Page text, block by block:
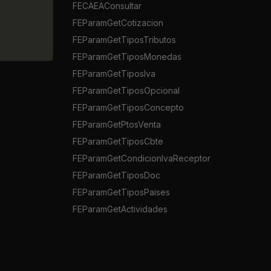
FECAEAConsultar
FEParamGetCotizacion
FEParamGetTiposTributos
FEParamGetTiposMonedas
FEParamGetTiposIva
FEParamGetTiposOpcional
FEParamGetTiposConcepto
FEParamGetPtosVenta
FEParamGetTiposCbte
FEParamGetCondicionIvaReceptor
FEParamGetTiposDoc
FEParamGetTiposPaises
FEParamGetActividades